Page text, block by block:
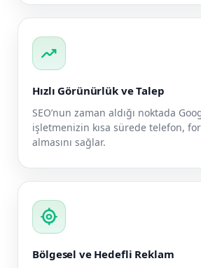
trending_up
Hızlı Görünürlük ve Talep
SEO’nun zaman aldığı noktada
işletmenizin kısa sürede telefon,
almasını sağlar.
my_location
Bölgesel ve Hedefli Reklam